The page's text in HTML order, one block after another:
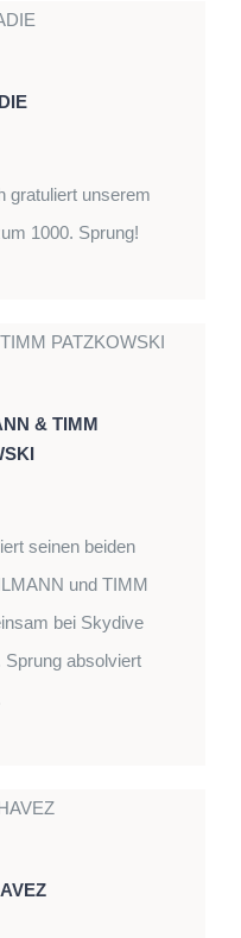
gratuliert unserem
1000. Sprung!
& TIMM
seinen beiden
und TIMM
bei Skydive
Sprung absolviert